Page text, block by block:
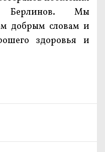
Берлинов. Мы
добрым словам и
здоровья и